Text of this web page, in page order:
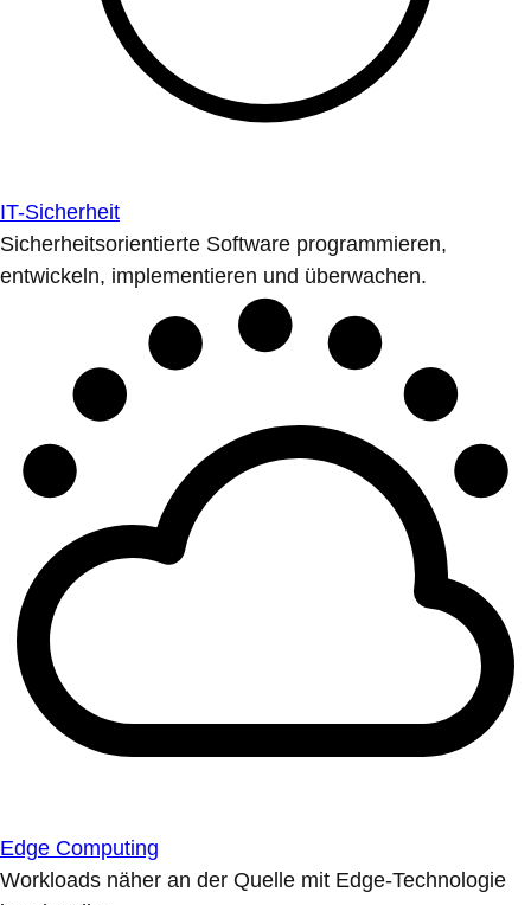
IT-Sicherheit
Sicherheitsorientierte Software programmieren,
entwickeln, implementieren und überwachen.
Edge Computing
Workloads näher an der Quelle mit Edge-Technologie